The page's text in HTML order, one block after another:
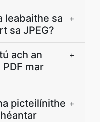
leabaithe sa
sa JPEG?
+
ach an
mar
+
picteilínithe +